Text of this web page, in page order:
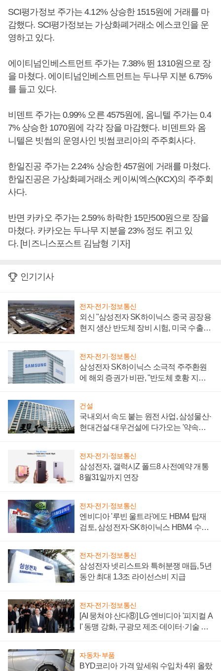
SCI평가정보 주가는 4.12% 상승한 1515원에 거래를 마
감했다. SCI평가정보는 가상화폐거래소 에스코인을 운
영하고 있다.
에이티넘인베스트먼트 주가는 7.38% 뛴 1310원으로 장
을 마쳤다. 에이티넘인베스트먼트는 두나무 지분 6.75%
를 들고 있다.
비덴트 주가는 0.99% 오른 4575원에, 옴니텔 주가는 0.4
7% 상승한 1070원에 각각 장을 마감했다. 비덴트와 옴
니텔은 빗썸의 운영사인 빗썸코리아의 주주회사다.
한일진공 주가는 2.24% 상승한 457원에 거래를 마쳤다.
한일진공은 가상화폐거래소 케이씨엑스(KCX)의 주주회
사다.
반면 카카오 주가는 2.59% 하락한 15만500원으로 장을
마쳤다. 카카오는 두나무 지분을 23% 정도 쥐고 있
다. [비즈니스포스트 김남형 기자]
인기기사
전자·전기·정보통신
외신 "삼성전자 SK하이닉스 중국 공장용
현지 생산 반도체 장비 시험, 미국 수출통
전자·전기·정보통신
삼성전자 SK하이닉스 소극적 주주환원
에 해외 증권가 비판, "반도체 호황 지속
건설
국내외서 속도 붙는 원전 사업, 삼성물산·
현대건설·대우건설에 다가오는 '약속의
전자·전기·정보통신
삼성전자, 갤럭시Z 폴드8 사전예약 개통
8월31일까지 연장
전자·전기·정보통신
엔비디아 '루빈 울트라'에도 HBM4 탑재
검토, 삼성전자·SK하이닉스 HBM4 수율
전자·전기·정보통신
삼성전자 넷리스트와 특허분쟁 매듭, 5년
동안 최대 1.3조 라이선스비 지급
전자·전기·정보통신
[AI 뭉쳐야 산다⑧] LG·엔비디아 '피지컬 A
I' 동맹 강화, 구광모 제조·데이터·기술 결
자동차·부품
BYD코리아 가격 앞세워 수입차 4위 올랐